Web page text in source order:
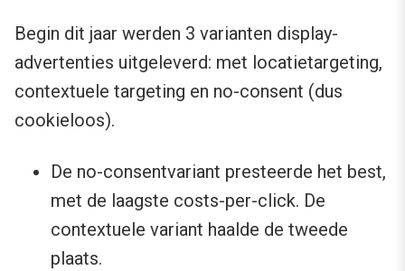
Begin dit jaar werden 3 varianten display-
advertenties uitgeleverd: met locatietargeting,
contextuele targeting en no-consent (dus
cookieloos).
De no-consentvariant presteerde het best,
met de laagste costs-per-click. De
contextuele variant haalde de tweede
plaats.